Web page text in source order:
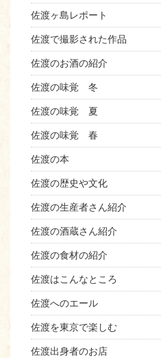
佐渡ヶ島レポート
佐渡で撮影された作品
佐渡のお酒の紹介
佐渡の味覚 冬
佐渡の味覚 夏
佐渡の味覚 春
佐渡の本
佐渡の歴史や文化
佐渡の生産者さん紹介
佐渡の酒蔵さん紹介
佐渡の食材の紹介
佐渡はこんなところ
佐渡へのエール
佐渡を東京で楽しむ
佐渡出身者のお店